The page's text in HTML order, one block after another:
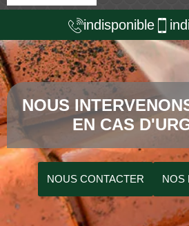
indisponible
NOUS
EN CAS
NOUS CONTACTER NOS